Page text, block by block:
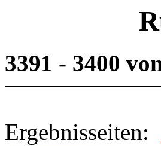
3391 - 3400
Ergebnisseiten: